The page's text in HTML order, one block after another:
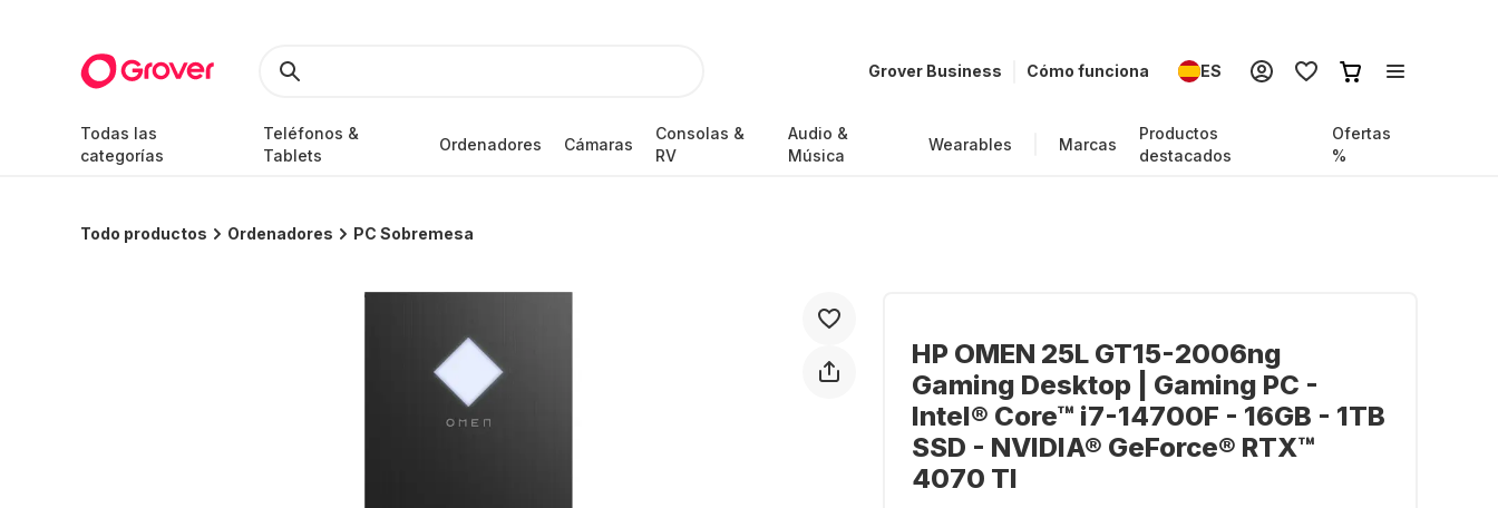
Grover Business Cómo funciona ES
Todas las
categorías
Teléfonos &
Tablets
Ordenadores Cámaras
Consolas &
RV
Audio &
Música
Wearables Marcas
Productos
destacados
Ofertas
%
Todo productos Ordenadores PC Sobremesa
HP OMEN 25L GT15-2006ng
Gaming Desktop | Gaming PC -
Intel® Core™ i7-14700F - 16GB - 1TB
SSD - NVIDIA® GeForce® RTX™
4070 TI